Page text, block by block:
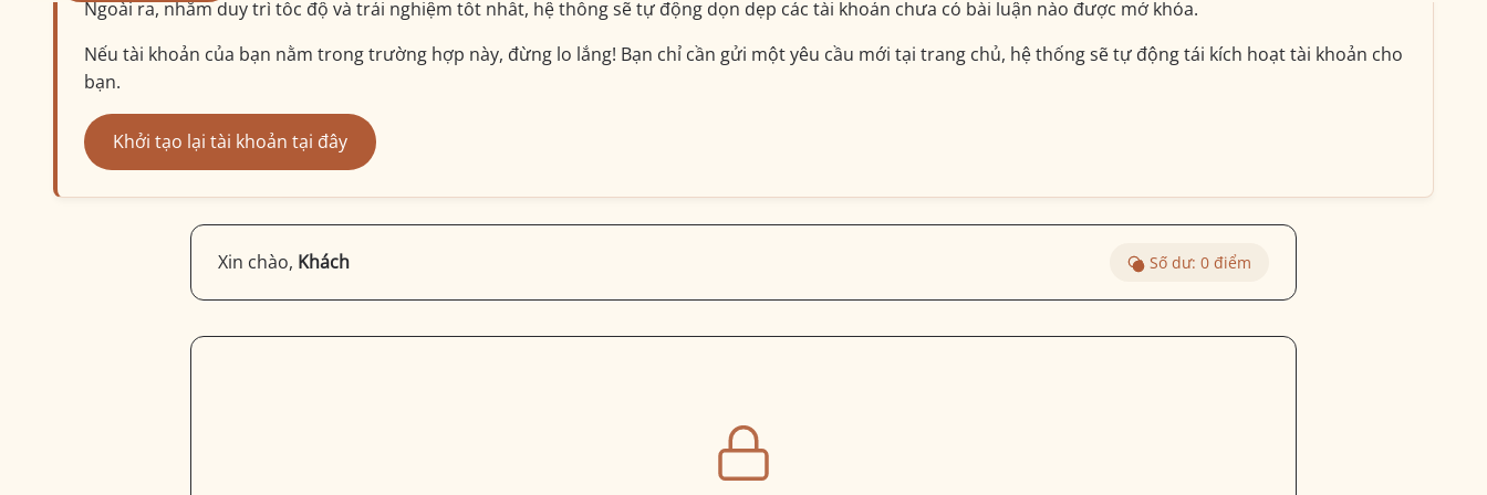
Ngoài ra, nhằm duy trì tốc độ và trải nghiệm tốt nhất, hệ thống sẽ tự động dọn dẹp các tài khoản chưa có bài luận nào được mở khóa.
Nếu tài khoản của bạn nằm trong trường hợp này, đừng lo lắng! Bạn chỉ cần gửi một yêu cầu mới tại trang chủ, hệ thống sẽ tự động tái kích hoạt tài khoản cho
bạn.
Khởi tạo lại tài khoản tại đây
Xin chào, Khách Số dư: 0 điểm